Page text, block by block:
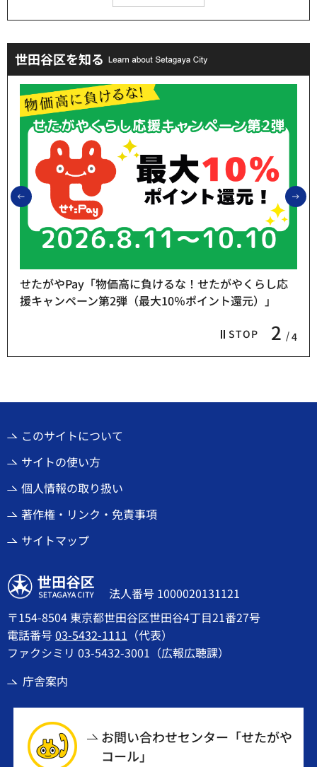
世田谷区を知る
前のスライドを表示
STOP 2 4
せたがやPay「物価高に負けるな！せたがやくらし応
援キャンペーン第2弾（最大10％ポイント還元）」
このサイトについて
サイトの使い方
個人情報の取り扱い
著作権・リンク・免責事項
サイトマップ
世田谷区
法人番号 1000020131121
〒154-8504 東京都世田谷区世田谷4丁目21番27号
電話番号03-5432-1111 （代表）
ファクシミリ 03-5432-3001（広報広聴課）
庁舎案内
お問い合わせセンター「せたがや
コール」